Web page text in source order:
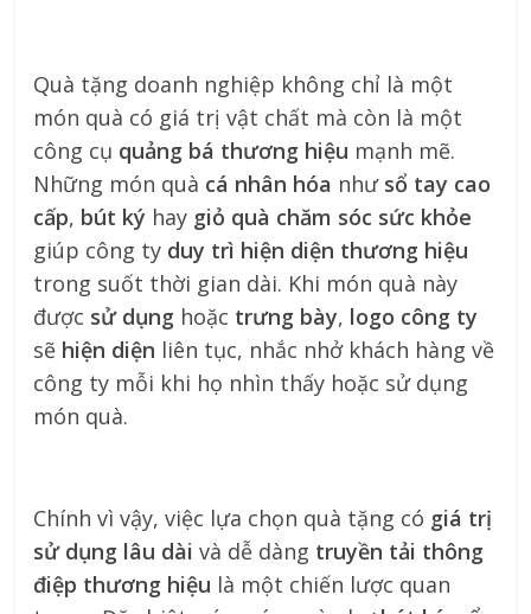
Quà tặng doanh nghiệp không chỉ là một
món quà có giá trị vật chất mà còn là một
công cụ quảng bá thương hiệu mạnh mẽ.
Những món quà cá nhân hóa như sổ tay cao
cấp, bút ký hay giỏ quà chăm sóc sức khỏe
giúp công ty duy trì hiện diện thương hiệu
trong suốt thời gian dài. Khi món quà này
được sử dụng hoặc trưng bày, logo công ty
sẽ hiện diện liên tục, nhắc nhở khách hàng về
công ty mỗi khi họ nhìn thấy hoặc sử dụng
món quà.
Chính vì vậy, việc lựa chọn quà tặng có giá trị
sử dụng lâu dài và dễ dàng truyền tải thông
điệp thương hiệu là một chiến lược quan